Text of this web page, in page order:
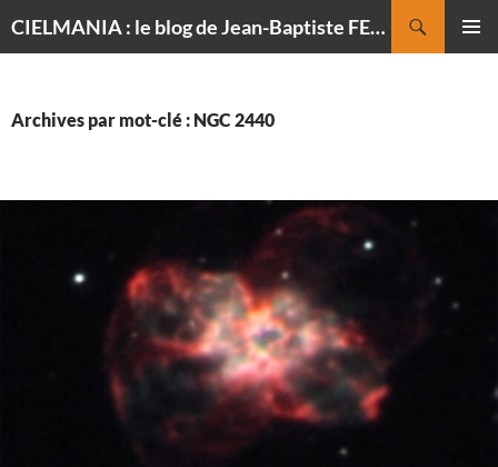
CIELMANIA : le blog de Jean-Baptiste FELDMANN, photographe du ciel
Archives par mot-clé : NGC 2440